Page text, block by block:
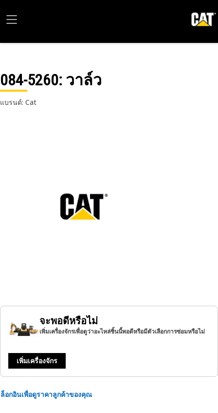
084-5260: วาล์ว
แบรนด์: Cat
จะพอดีหรือไม่
เพิ่มเครื่องจักรเพื่อดูว่าอะไหล่ชิ้นนี้พอดีหรือมีตัวเลือกการซ่อมหรือไม่
เพิ่มเครื่องจักร
ล็อกอินเพื่อดูราคาลูกค้าของคุณ